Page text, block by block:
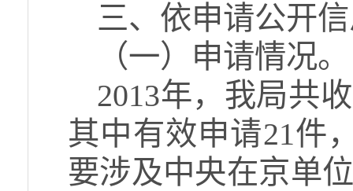
三、依申请公开
（一）申请情况。
2013年，我局共
其中有效申请21件
要涉及中央在京单